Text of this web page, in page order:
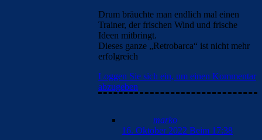
Drum bräuchte man endlich mal einen
Trainer, der frischen Wind und frische
Ideen mitbringt.
Dieses ganze „Retrobarca“ ist nicht mehr
erfolgreich
Loggen Sie sich ein, um einen Kommentar
abzugeben
marko
16. Oktober 2022 Beim 17:38